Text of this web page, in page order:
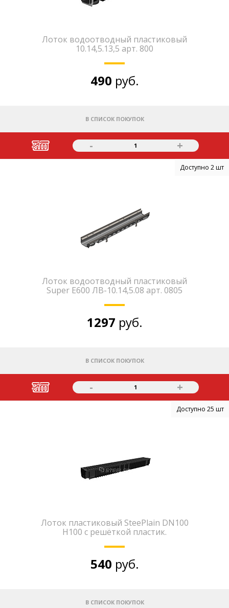
Лоток водоотводный пластиковый
10.14,5.13,5 арт. 800
490 руб.
В СПИСОК ПОКУПОК
- 1 +
Доступно 2 шт
Лоток водоотводный пластиковый
Super E600 ЛВ-10.14,5.08 арт. 0805
1297 руб.
В СПИСОК ПОКУПОК
- 1 +
Доступно 25 шт
Лоток пластиковый SteePlain DN100
H100 с решёткой пластик.
540 руб.
В СПИСОК ПОКУПОК